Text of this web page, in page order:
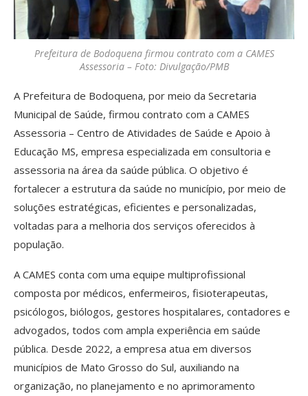
Prefeitura de Bodoquena firmou contrato com a CAMES
Assessoria – Foto: Divulgação/PMB
A Prefeitura de Bodoquena, por meio da Secretaria
Municipal de Saúde, firmou contrato com a CAMES
Assessoria – Centro de Atividades de Saúde e Apoio à
Educação MS, empresa especializada em consultoria e
assessoria na área da saúde pública. O objetivo é
fortalecer a estrutura da saúde no município, por meio de
soluções estratégicas, eficientes e personalizadas,
voltadas para a melhoria dos serviços oferecidos à
população.
A CAMES conta com uma equipe multiprofissional
composta por médicos, enfermeiros, fisioterapeutas,
psicólogos, biólogos, gestores hospitalares, contadores e
advogados, todos com ampla experiência em saúde
pública. Desde 2022, a empresa atua em diversos
municípios de Mato Grosso do Sul, auxiliando na
organização, no planejamento e no aprimoramento